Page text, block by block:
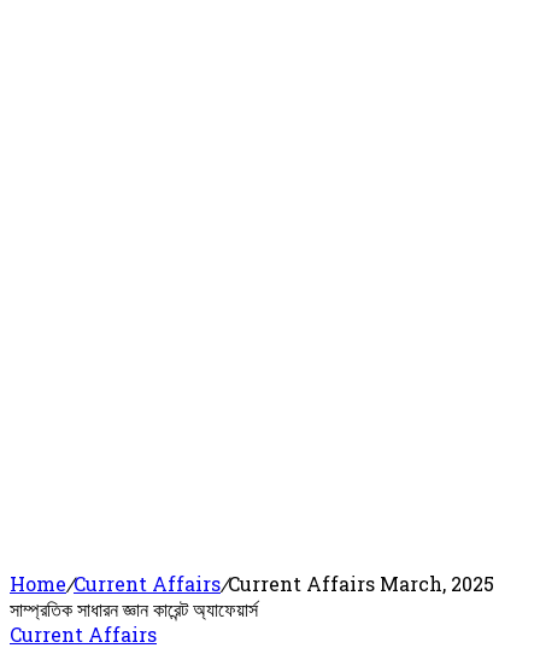
Home/Current Affairs/Current Affairs March, 2025
সাম্প্রতিক সাধারন জ্ঞান কারেন্ট অ্যাফেয়ার্স
Current Affairs